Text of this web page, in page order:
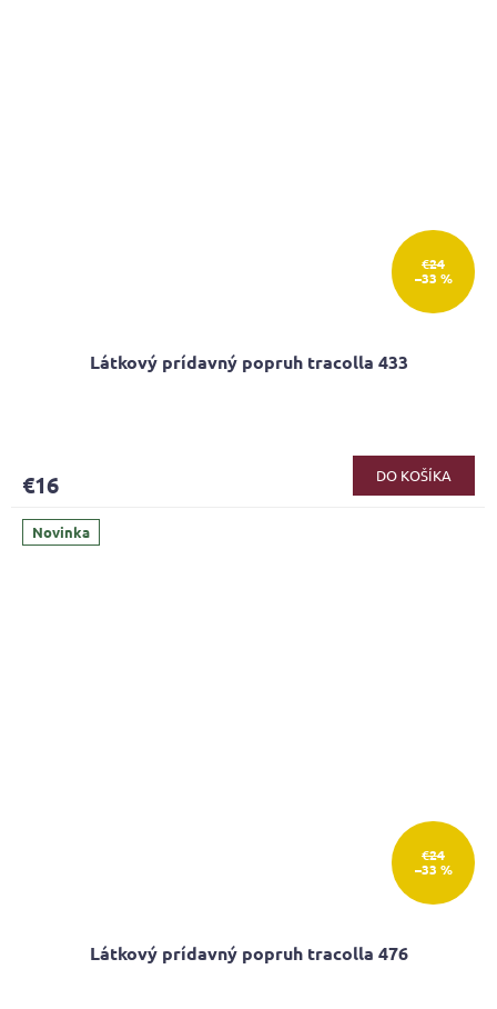
€24
–33 %
Látkový prídavný popruh tracolla 433
€16 DO KOŠÍKA
Novinka
€24
–33 %
Látkový prídavný popruh tracolla 476